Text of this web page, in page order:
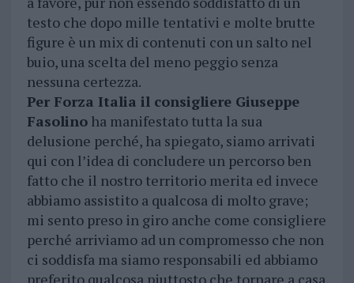
testo che dopo mille tentativi e molte brutte
figure è un mix di contenuti con un salto nel
buio, una scelta del meno peggio senza
nessuna certezza.
Per Forza Italia il consigliere Giuseppe
Fasolinoha manifestato tutta la sua
delusione perché, ha spiegato, siamo arrivati
qui con l’idea di concludere un percorso ben
fatto che il nostro territorio merita ed invece
abbiamo assistito a qualcosa di molto grave;
mi sento preso in giro anche come consigliere
perché arriviamo ad un compromesso che non
ci soddisfa ma siamo responsabili ed abbiamo
preferito qualcosa piuttosto che tornare a casa